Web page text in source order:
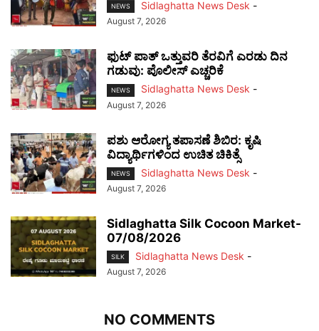
NEWS Sidlaghatta News Desk -
August 7, 2026
ಫುಟ್‌ ಪಾತ್ ಒತ್ತುವರಿ ತೆರವಿಗೆ ಎರಡು ದಿನ
ಗಡುವು: ಪೊಲೀಸ್ ಎಚ್ಚರಿಕೆ
NEWS Sidlaghatta News Desk -
August 7, 2026
ಪಶು ಆರೋಗ್ಯ ತಪಾಸಣೆ ಶಿಬಿರ: ಕೃಷಿ
ವಿದ್ಯಾರ್ಥಿಗಳಿಂದ ಉಚಿತ ಚಿಕಿತ್ಸೆ
NEWS Sidlaghatta News Desk -
August 7, 2026
Sidlaghatta Silk Cocoon Market-
07/08/2026
SILK Sidlaghatta News Desk -
August 7, 2026
NO COMMENTS